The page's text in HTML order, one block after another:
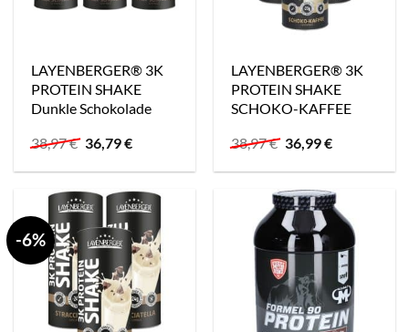
LAYENBERGER® 3K
PROTEIN SHAKE
Dunkle Schokolade
38,97€ Ursprünglicher
Preis
war:
36,79€Aktueller
ist:
LAYENBERGER® 3K
PROTEIN SHAKE
SCHOKO-KAFFEE
38,97€ Ursprünglicher
Preis
war:
36,99€Aktueller
ist:
-6%